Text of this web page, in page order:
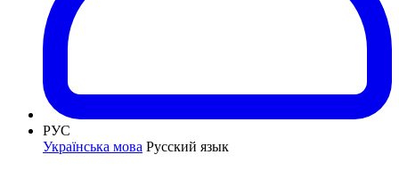
РУС
Українська мова Русский язык